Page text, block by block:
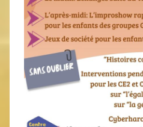
C
a
r
t
i
g
n
i